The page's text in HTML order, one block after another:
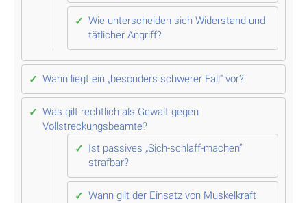
Wie unterscheiden sich Widerstand und
tätlicher Angriff?
Wann liegt ein „besonders schwerer Fall“ vor?
Was gilt rechtlich als Gewalt gegen
Vollstreckungsbeamte?
Ist passives „Sich-schlaff-machen“
strafbar?
Wann gilt der Einsatz von Muskelkraft